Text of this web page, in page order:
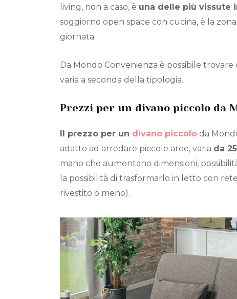
living, non a caso, è una delle più vissute
soggiorno open space con cucina, è la
giornata.
Da Mondo Convenienza è possibile
varia a seconda della tipologia.
Prezzi per un divano piccolo da
Il prezzo per un divano piccoloda
adatto ad arredare piccole aree, varia da
mano che aumentano dimensioni,
la possibilità di trasformarlo in letto con
rivestito o meno).